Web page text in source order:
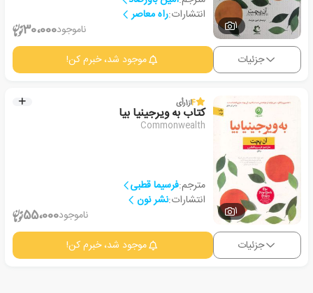
1
انتشارات:راه معاصر
ناموجود30،000
جزئیات موجود شد، خبرم کن!
1
4از1رأی
کتاب به ویرجینیا بیا
Commonwealth
مترجم:فرسیما قطبی
انتشارات:نشر نون
ناموجود55،000
جزئیات موجود شد، خبرم کن!